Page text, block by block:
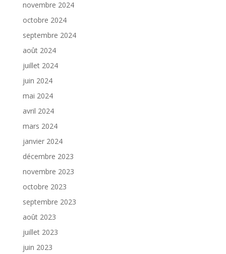
novembre 2024
octobre 2024
septembre 2024
août 2024
juillet 2024
juin 2024
mai 2024
avril 2024
mars 2024
janvier 2024
décembre 2023
novembre 2023
octobre 2023
septembre 2023
août 2023
juillet 2023
juin 2023